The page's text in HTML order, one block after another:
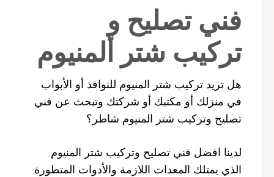
فني تصليح و
تركيب شتر ألمنيوم
هل تريد تركيب شتر المنيوم للنوافذ أو الأبواب
في منزلك أو مكتبك أو شركتك وتبحث عن فني
تصليح وتركيب شتر المنيوم شاطر؟
لدينا افضل فني تصليح وتركيب شتر المنيوم
الذي يمتلك المعدات اللازمة والأدوات المتطورة